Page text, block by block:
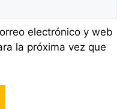
electrónico y web
la próxima vez que